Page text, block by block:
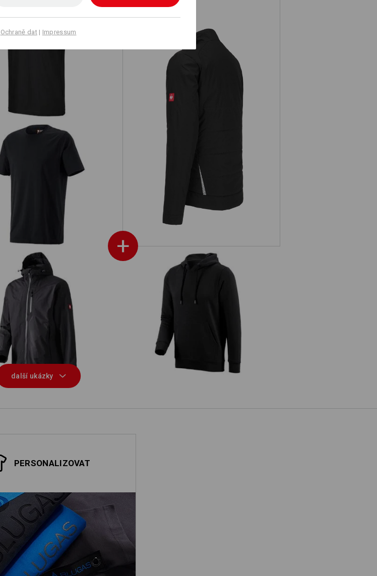
Windbreaker e.s.motion denim
+
e.s. Tričko cotton stretch
e.s. Tričko cotton, long fit
e.s. bunda do deště e.s. Mikina s kapucí poly cotton
další ukázky
PERSONALIZOVAT
Ochraně dat| Impressum